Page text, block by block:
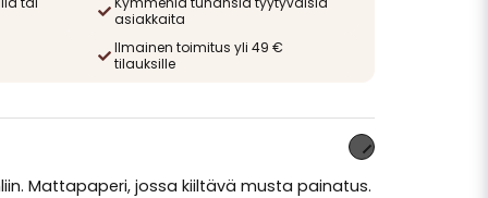
asiakkaita
Ilmainen toimitus yli 49 €
tilauksille
Mattapaperi, jossa kiiltävä musta painatus.